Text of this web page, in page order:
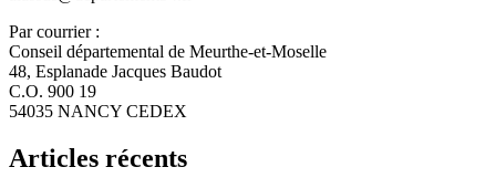
Par courrier :
Conseil départemental de Meurthe-et-Moselle
48, Esplanade Jacques Baudot
C.O. 900 19
54035 NANCY CEDEX
Articles récents